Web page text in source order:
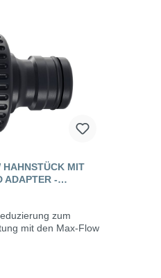
MIT
ADAPTER -
zum
mit den Max-Flow